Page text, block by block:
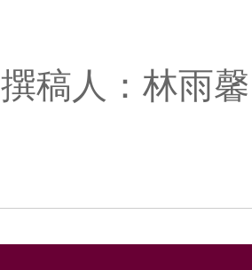
撰稿人：林雨